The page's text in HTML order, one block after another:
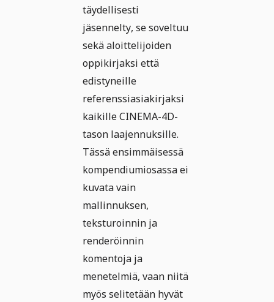
täydellisesti
jäsennelty, se soveltuu
sekä aloittelijoiden
oppikirjaksi että
edistyneille
referenssiasiakirjaksi
kaikille CINEMA-4D-
tason laajennuksille.
Tässä ensimmäisessä
kompendiumiosassa ei
kuvata vain
mallinnuksen,
teksturoinnin ja
renderöinnin
komentoja ja
menetelmiä, vaan niitä
myös selitetään hyvät